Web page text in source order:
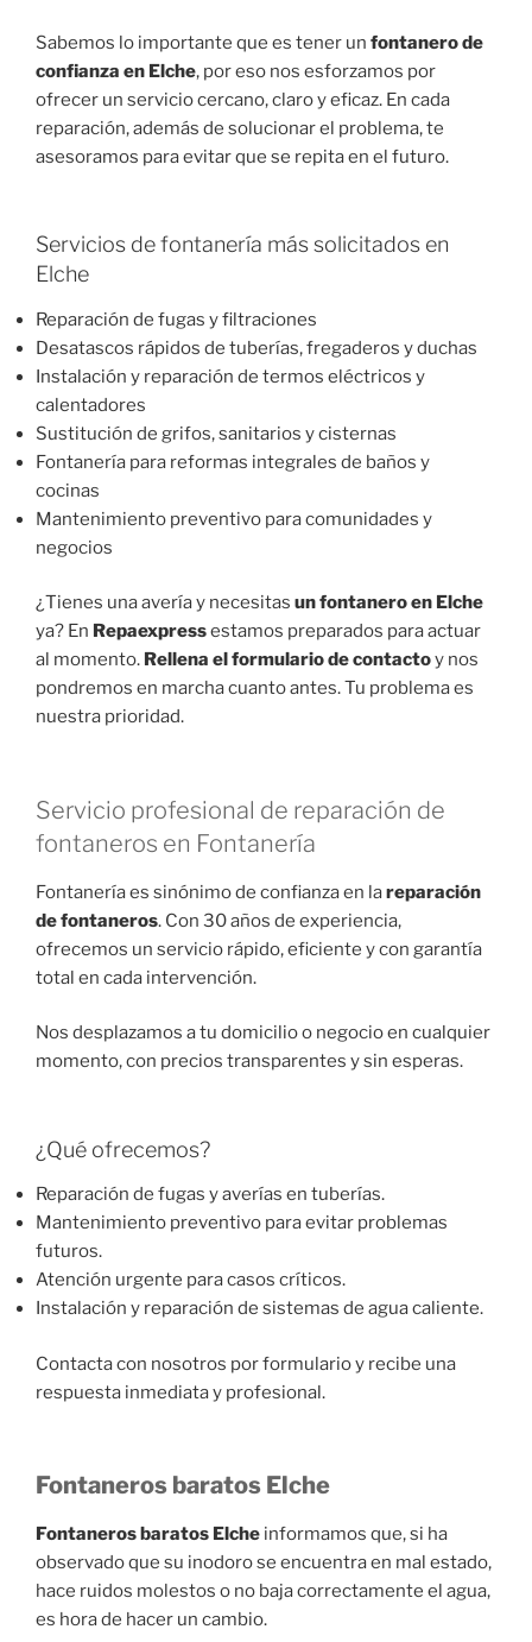
Sabemos lo importante que es tener un fontanero de
confianza en Elche, por eso nos esforzamos por
ofrecer un servicio cercano, claro y eficaz. En cada
reparación, además de solucionar el problema, te
asesoramos para evitar que se repita en el futuro.
Servicios de fontanería más solicitados en
Elche
Reparación de fugas y filtraciones
Desatascos rápidos de tuberías, fregaderos y duchas
Instalación y reparación de termos eléctricos y
calentadores
Sustitución de grifos, sanitarios y cisternas
Fontanería para reformas integrales de baños y
cocinas
Mantenimiento preventivo para comunidades y
negocios
¿Tienes una avería y necesitas un fontanero en Elche
ya? En Repaexpressestamos preparados para actuar
al momento. Rellena el formulario de contactoy nos
pondremos en marcha cuanto antes. Tu problema es
nuestra prioridad.
Servicio profesional de reparación de
fontaneros en Fontanería
Fontanería es sinónimo de confianza en lareparación
de fontaneros. Con 30 años de experiencia,
ofrecemos un servicio rápido, eficiente y con garantía
total en cada intervención.
Nos desplazamos a tu domicilio o negocio en cualquier
momento, con precios transparentes y sin esperas.
¿Qué ofrecemos?
Reparación de fugas y averías en tuberías.
Mantenimiento preventivo para evitar problemas
futuros.
Atención urgente para casos críticos.
Instalación y reparación de sistemas de agua caliente.
Contacta con nosotros por formulario y recibe una
respuesta inmediata y profesional.
Fontaneros baratos Elche
Fontaneros baratos Elche informamos que, si ha
observado que su inodoro se encuentra en mal estado,
hace ruidos molestos o no baja correctamente el agua,
es hora de hacer un cambio.